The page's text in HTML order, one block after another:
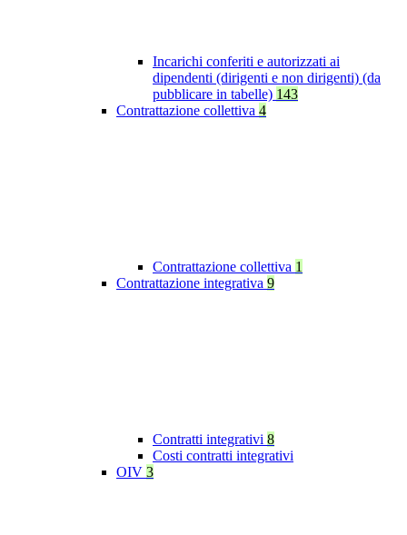
Incarichi conferiti e autorizzati ai
dipendenti (dirigenti e non dirigenti) (da
pubblicare in tabelle) 143
Contrattazione collettiva 4
Contrattazione collettiva 1
Contrattazione integrativa 9
Contratti integrativi 8
Costi contratti integrativi
OIV 3